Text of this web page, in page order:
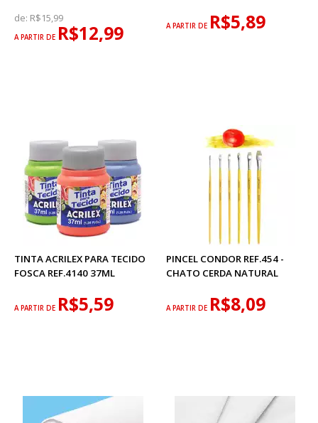
de: R$15,99
A PARTIR DE R$12,99 A PARTIR DE R$5,89
TINTA ACRILEX PARA TECIDO
FOSCA REF.4140 37ML
A PARTIR DE R$5,59
PINCEL CONDOR REF.454 -
CHATO CERDA NATURAL
A PARTIR DE R$8,09